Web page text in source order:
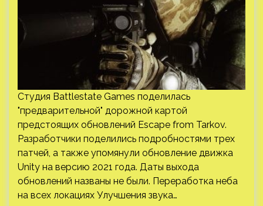
Студия Battlestate Games поделилась
"предварительной" дорожной картой
предстоящих обновлений Escape from Tarkov.
Разработчики поделились подробностями трех
патчей, а также упомянули обновление движка
Unity на версию 2021 года. Даты выхода
обновлений названы не были. Переработка неба
на всех локациях Улучшения звука…